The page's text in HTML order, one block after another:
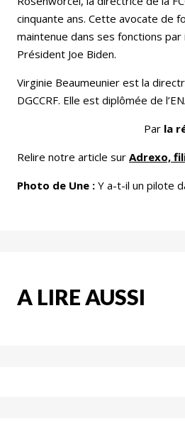
cinquante ans. Cette avocate de
maintenue dans ses fonctions
Président Joe Biden.
Virginie Beaumeunier est la
DGCCRF. Elle est diplômée de
Par la
Relire notre article sur Adrexo,
Photo de Une : Y a-t-il un pilote
A LIRE AUSSI